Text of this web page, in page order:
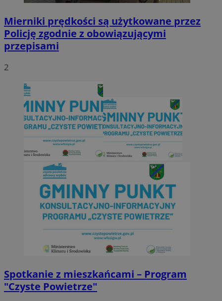
Mierniki prędkości są użytkowane przez
Policję zgodnie z obowiązującymi
przepisami
2
Spotkanie z mieszkańcami – Program
"Czyste Powietrze"